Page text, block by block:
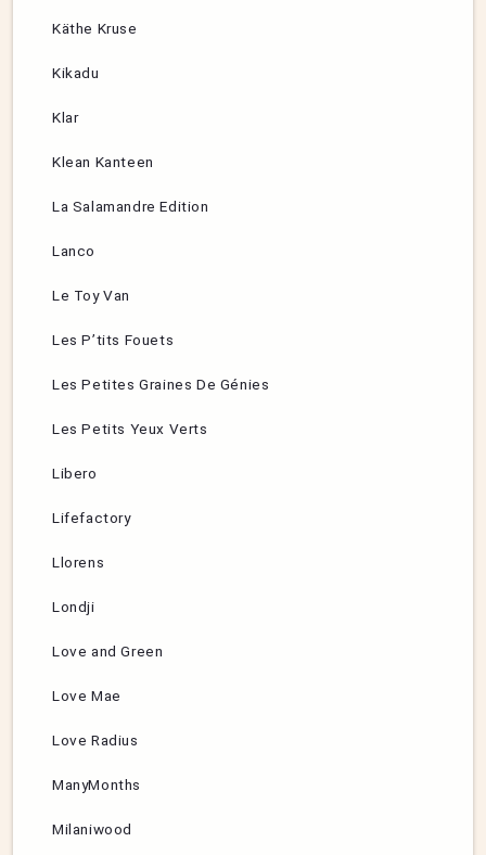
Käthe Kruse
Kikadu
Klar
Klean Kanteen
La Salamandre Edition
Lanco
Le Toy Van
Les P’tits Fouets
Les Petites Graines De Génies
Les Petits Yeux Verts
Libero
Lifefactory
Llorens
Londji
Love and Green
Love Mae
Love Radius
ManyMonths
Milaniwood